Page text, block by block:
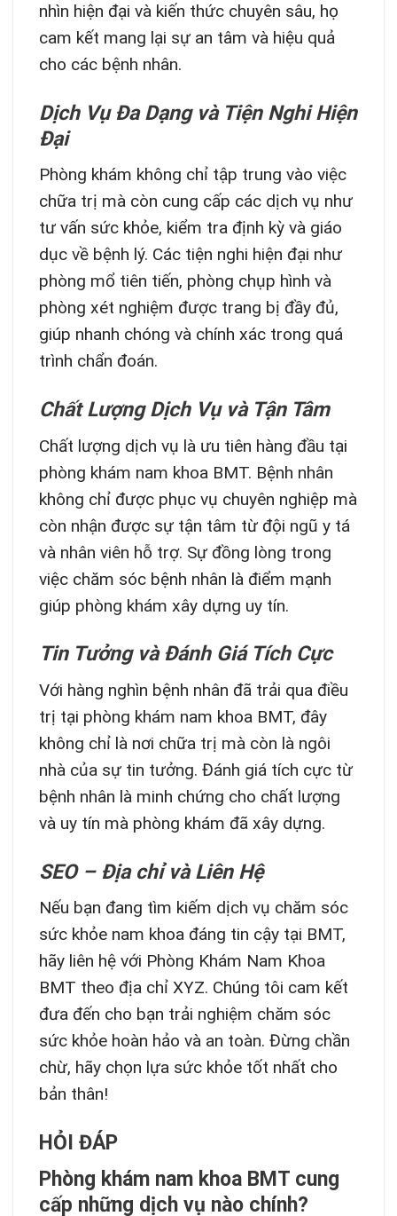
nhìn hiện đại và kiến thức chuyên sâu, họ
cam kết mang lại sự an tâm và hiệu quả
cho các bệnh nhân.
Dịch Vụ Đa Dạng và Tiện Nghi Hiện
Đại
Phòng khám không chỉ tập trung vào việc
chữa trị mà còn cung cấp các dịch vụ như
tư vấn sức khỏe, kiểm tra định kỳ và giáo
dục về bệnh lý. Các tiện nghi hiện đại như
phòng mổ tiên tiến, phòng chụp hình và
phòng xét nghiệm được trang bị đầy đủ,
giúp nhanh chóng và chính xác trong quá
trình chẩn đoán.
Chất Lượng Dịch Vụ và Tận Tâm
Chất lượng dịch vụ là ưu tiên hàng đầu tại
phòng khám nam khoa BMT. Bệnh nhân
không chỉ được phục vụ chuyên nghiệp mà
còn nhận được sự tận tâm từ đội ngũ y tá
và nhân viên hỗ trợ. Sự đồng lòng trong
việc chăm sóc bệnh nhân là điểm mạnh
giúp phòng khám xây dựng uy tín.
Tin Tưởng và Đánh Giá Tích Cực
Với hàng nghìn bệnh nhân đã trải qua điều
trị tại phòng khám nam khoa BMT, đây
không chỉ là nơi chữa trị mà còn là ngôi
nhà của sự tin tưởng. Đánh giá tích cực từ
bệnh nhân là minh chứng cho chất lượng
và uy tín mà phòng khám đã xây dựng.
SEO – Địa chỉ và Liên Hệ
Nếu bạn đang tìm kiếm dịch vụ chăm sóc
sức khỏe nam khoa đáng tin cậy tại BMT,
hãy liên hệ với Phòng Khám Nam Khoa
BMT theo địa chỉ XYZ. Chúng tôi cam kết
đưa đến cho bạn trải nghiệm chăm sóc
sức khỏe hoàn hảo và an toàn. Đừng chần
chừ, hãy chọn lựa sức khỏe tốt nhất cho
bản thân!
HỎI ĐÁP
Phòng khám nam khoa BMT cung
cấp những dịch vụ nào chính?